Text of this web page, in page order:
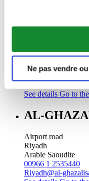
Ne pas vendre
Go to
AL-
Riyadh
Arabie Saoudite
See details Go to
AL-
Airport road
Riyadh
Arabie Saoudite
00966 1 2535440
Riyadh@al-